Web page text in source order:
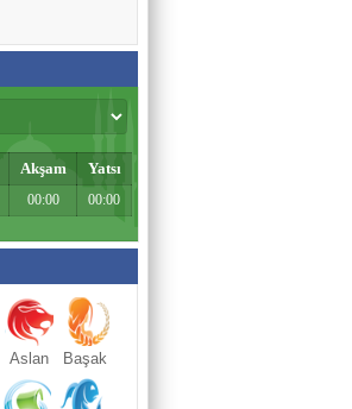
Akşam Yatsı
00:00 00:00
Aslan Başak